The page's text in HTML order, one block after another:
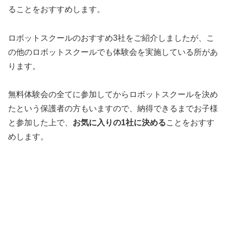
ることをおすすめします。
ロボットスクールのおすすめ3社をご紹介しましたが、こ
の他のロボットスクールでも体験会を実施している所があ
ります。
無料体験会の全てに参加してからロボットスクールを決め
たという保護者の方もいますので、納得できるまでお子様
と参加した上で、 お気に入りの1社に決めることをおすす
めします。